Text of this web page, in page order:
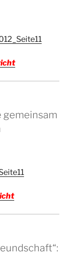
gemeinsam